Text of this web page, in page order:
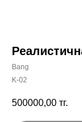
Bang
K-02
500000,00 тг.